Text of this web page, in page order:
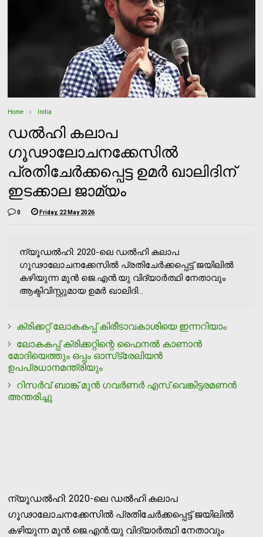
Home India
ഡൽഹി കലാപ
ഗൂഢാലോചനക്കേസിൽ
പ്രതിചേർക്കപ്പെട്ട ഉമർ ഖാലിദിന്
ഇടക്കാല ജാമ്യം
0 Friday, 22 May 2026
ന്യൂഡൽഹി: 2020-ലെ ഡൽഹി കലാപ
ഗൂഢാലോചനക്കേസിൽ പ്രതിചേർക്കപ്പെട്ട് ജയിലിൽ
കഴിയുന്ന മുൻ ജെ.എൻ.യു വിദ്യാർത്ഥി നേതാവും
ആക്ടിവിസ്റ്റുമായ ഉമർ ഖാലിദി...
ക്രിക്കറ്റ് ലോകകപ്പ് കിരീടാവകാശിയെ ഇന്നറിയാം
ലോകകപ്പ് ക്രിക്കറ്റിന്റെ ഫൈനല്‍ കാണാന്‍
മോദിയെത്തും ഒപ്പം ഓസ്‌ട്രേലിയന്‍
ഉപപ്രധാനമന്ത്രിയും
റിസര്‍വ് ബാങ്ക് മുന്‍ ഗവര്‍ണര്‍ എസ്.വെങ്കിട്ടരമണന്‍
അന്തരിച്ചു
ന്യൂഡൽഹി: 2020-ലെ ഡൽഹി കലാപ
ഗൂഢാലോചനക്കേസിൽ പ്രതിചേർക്കപ്പെട്ട് ജയിലിൽ
കഴിയുന്ന മുൻ ജെ.എൻ.യു വിദ്യാർത്ഥി നേതാവും